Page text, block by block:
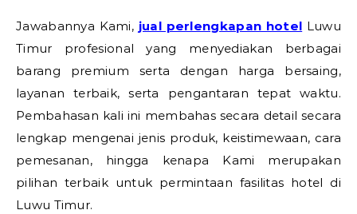
Jawabannya Kami, jual perlengkapan hotel Luwu
Timur profesional yang menyediakan berbagai
barang premium serta dengan harga bersaing,
layanan terbaik, serta pengantaran tepat waktu.
Pembahasan kali ini membahas secara detail secara
lengkap mengenai jenis produk, keistimewaan, cara
pemesanan, hingga kenapa Kami merupakan
pilihan terbaik untuk permintaan fasilitas hotel di
Luwu Timur.